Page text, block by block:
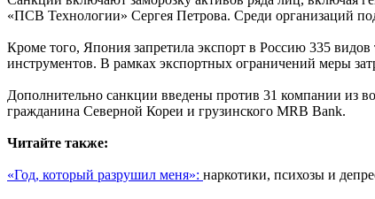
«ПСВ Технологии» Сергея Петрова. Среди организаций
Кроме того, Япония запретила экспорт в Россию 335
инструментов. В рамках экспортных ограничений меры
Дополнительно санкции введены против 31 компании из
гражданина Северной Кореи и грузинского MRB Bank.
Читайте также:
«Год, который разрушил меня»: наркотики, психозы и